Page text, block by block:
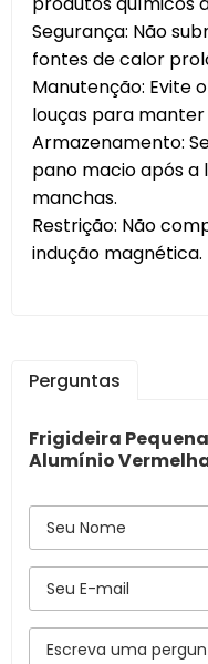
Segurança: Não
fontes de calor
Manutenção: Evite
louças para
Armazenamento:
pano macio após
manchas.
Restrição: Não
indução magnética.
Perguntas
Frigideira
Alumínio